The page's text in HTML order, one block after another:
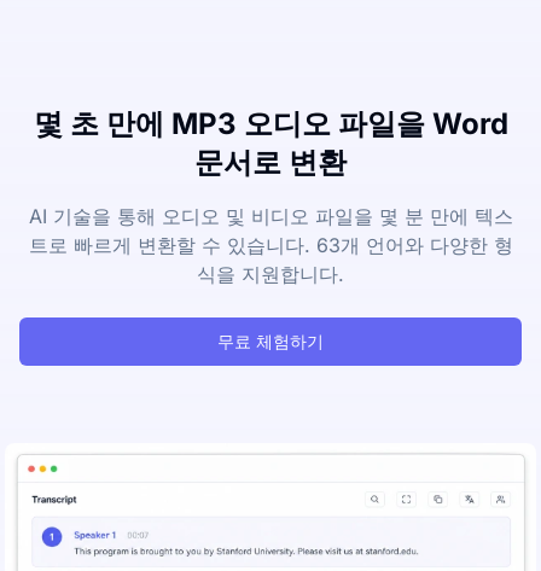
몇 초 만에 MP3 오디오 파일을 Word
문서로 변환
AI 기술을 통해 오디오 및 비디오 파일을 몇 분 만에 텍스
트로 빠르게 변환할 수 있습니다. 63개 언어와 다양한 형
식을 지원합니다.
무료 체험하기